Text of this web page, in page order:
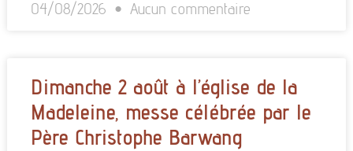
04/08/2026 Aucun commentaire
Dimanche 2 août à l’église de la
Madeleine, messe célébrée par le
Père Christophe Barwang